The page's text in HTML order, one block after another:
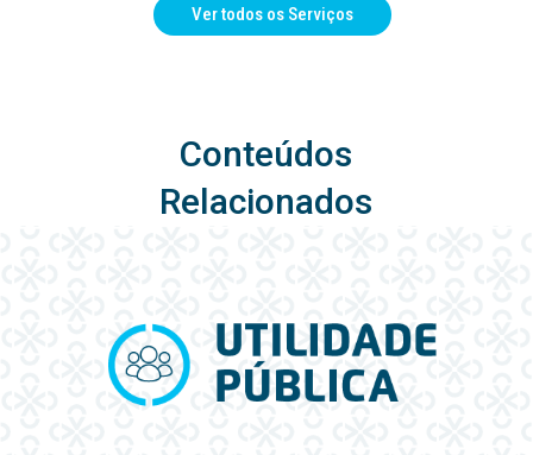
Ver todos os Serviços
Conteúdos
Relacionados